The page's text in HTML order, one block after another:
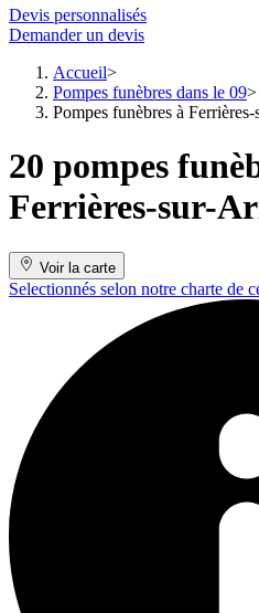
Devis personnalisés
Demander un devis
Accueil
Pompes funèbres dans le 09
Pompes funèbres à
20 pompes
Ferrières-sur-
Voir la carte
Selectionnés selon notre charte de